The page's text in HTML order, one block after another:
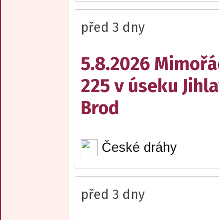
před 3 dny
5.8.2026
225 v úseku
Brod
České dráhy
před 3 dny